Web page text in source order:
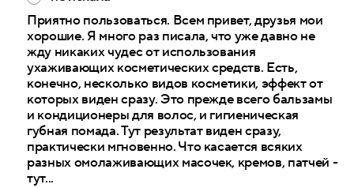
Приятно пользоваться. Всем привет, друзья мои
хорошие. Я много раз писала, что уже давно не
жду никаких чудес от использования
ухаживающих косметических средств. Есть,
конечно, несколько видов косметики, эффект от
которых виден сразу. Это прежде всего бальзамы
и кондиционеры для волос, и гигиеническая
губная помада. Тут результат виден сразу,
практически мгновенно. Что касается всяких
разных омолаживающих масочек, кремов, патчей -
тут...